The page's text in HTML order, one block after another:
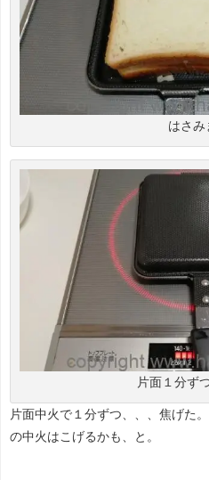
はさみ
片面１分ず
片面中火で１分ずつ、、、焦げた
の中火はこげるかも、と。